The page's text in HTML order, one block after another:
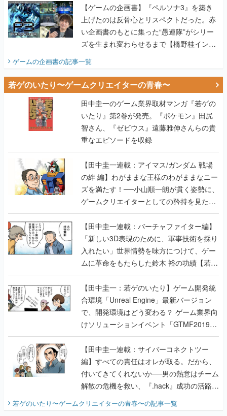
【ゲームの企画書】『ペルソナ3』を築き
上げたのは反骨心とリスペクトだった。赤
い企画書のもとに集った“愚連隊”がシリー
ズを生まれ変わらせるまで【橋野桂インタ
ゲームの企画書の記事一覧
若ゲのいたり〜ゲームクリエイターの青春〜
田中圭一のゲーム業界取材マンガ『若ゲの
いたり』第2巻が発売。『ポケモン』田尻
智さん、『ゼビウス』遠藤雅伸さんらの貴
重なエピソードを収録
【田中圭一連載：アイマス/ガンダム 戦場
の絆 編】わがままな王様のわがままなニー
ズを満たす！──小山順一朗が貫く姿勢に、
ゲームクリエイターとしての矜持を見た
【若ゲのいたり最終回】
【田中圭一連載：バーチャファイター編】
「新しい3D表現のために、軍事技術を採り
入れたい」世界情勢を味方につけて、ゲー
ムに革命をもたらした鈴木 裕の功績【若ゲ
のいたり】
【田中圭一：若ゲのいたり】ゲーム開発統
合環境「Unreal Engine」最新バージョン
で、開発環境はどう変わる？ ゲーム業界向
けソリューションイベント「GTMF2019」
に行って、より理解を深めよう【PR】
【田中圭一連載：サイバーコネクトツー
編】すべての責任はオレが取る。だから、
付いてきてくれないか──男の熱意はチーム
解散の危機を救い、『.hack』成功の活路を
『少年ジャンプ』色だった【若ゲのいた
若ゲのいたり〜ゲームクリエイターの青春〜の記事一覧